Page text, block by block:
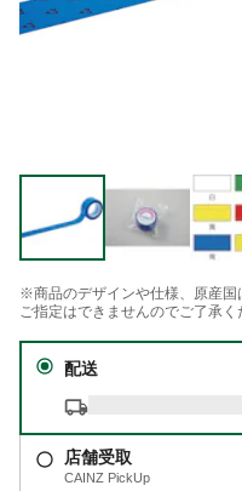
※商品のデザインや仕様、原産国
ご指定はできませんのでご了承く
配送
店舗受取
CAINZ PickUp